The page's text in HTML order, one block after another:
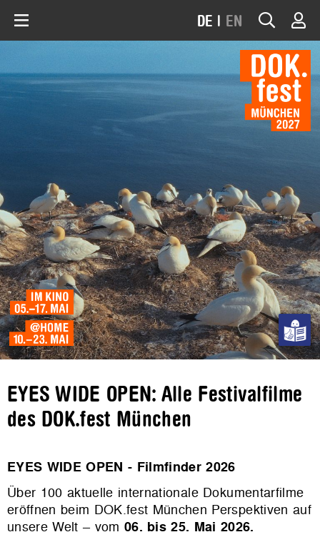
DE | EN
EYES WIDE OPEN: Alle Festivalfilme
des DOK.fest München
EYES WIDE OPEN - Filmfinder 2026
Über 100 aktuelle internationale Dokumentarfilme
eröffnen beim DOK.fest München Perspektiven auf
unsere Welt – vom 06. bis 25. Mai 2026.